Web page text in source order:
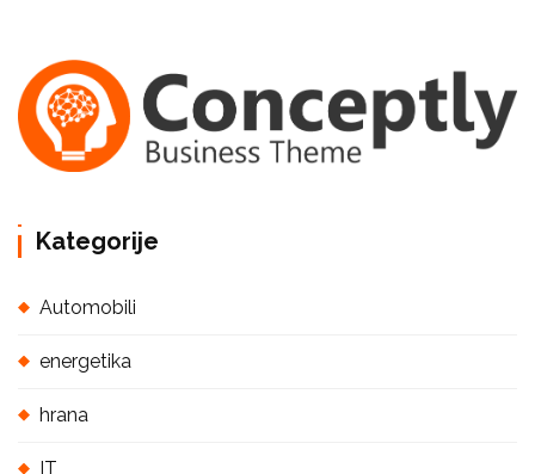
Kategorije
Automobili
energetika
hrana
IT